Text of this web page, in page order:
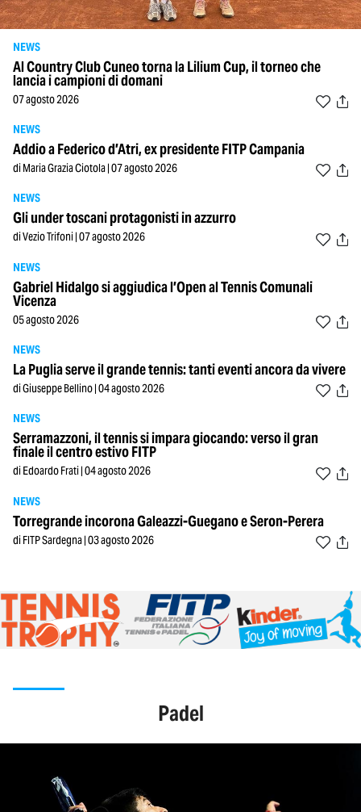
NEWS
Al Country Club Cuneo torna la Lilium Cup, il torneo che
lancia i campioni di domani
07 agosto 2026
NEWS
Addio a Federico d’Atri, ex presidente FITP Campania
di Maria Grazia Ciotola | 07 agosto 2026
NEWS
Gli under toscani protagonisti in azzurro
di Vezio Trifoni | 07 agosto 2026
NEWS
Gabriel Hidalgo si aggiudica l’Open al Tennis Comunali
Vicenza
05 agosto 2026
NEWS
La Puglia serve il grande tennis: tanti eventi ancora da vivere
di Giuseppe Bellino | 04 agosto 2026
NEWS
Serramazzoni, il tennis si impara giocando: verso il gran
finale il centro estivo FITP
di Edoardo Frati | 04 agosto 2026
NEWS
Torregrande incorona Galeazzi-Guegano e Seron-Perera
di FITP Sardegna | 03 agosto 2026
Padel